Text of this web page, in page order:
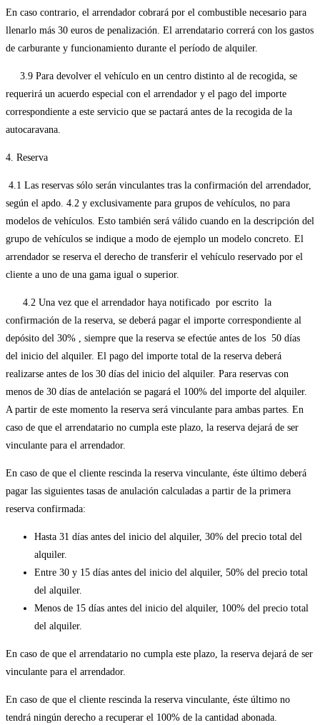
En caso contrario, el arrendador cobrará por el combustible necesario para
llenarlo más 30 euros de penalización. El arrendatario correrá con los gastos
de carburante y funcionamiento durante el período de alquiler.
3.9 Para devolver el vehículo en un centro distinto al de recogida, se
requerirá un acuerdo especial con el arrendador y el pago del importe
correspondiente a este servicio que se pactará antes de la recogida de la
autocaravana.
4. Reserva
4.1 Las reservas sólo serán vinculantes tras la confirmación del arrendador,
según el apdo. 4.2 y exclusivamente para grupos de vehículos, no para
modelos de vehículos. Esto también será válido cuando en la descripción del
grupo de vehículos se indique a modo de ejemplo un modelo concreto. El
arrendador se reserva el derecho de transferir el vehículo reservado por el
cliente a uno de una gama igual o superior.
4.2 Una vez que el arrendador haya notificado por escrito la
confirmación de la reserva, se deberá pagar el importe correspondiente al
depósito del 30% , siempre que la reserva se efectúe antes de los 50 días
del inicio del alquiler. El pago del importe total de la reserva deberá
realizarse antes de los 30 días del inicio del alquiler. Para reservas con
menos de 30 días de antelación se pagará el 100% del importe del alquiler.
A partir de este momento la reserva será vinculante para ambas partes. En
caso de que el arrendatario no cumpla este plazo, la reserva dejará de ser
vinculante para el arrendador.
En caso de que el cliente rescinda la reserva vinculante, éste último deberá
pagar las siguientes tasas de anulación calculadas a partir de la primera
reserva confirmada:
Hasta 31 días antes del inicio del alquiler, 30% del precio total del
alquiler.
Entre 30 y 15 días antes del inicio del alquiler, 50% del precio total
del alquiler.
Menos de 15 días antes del inicio del alquiler, 100% del precio total
del alquiler.
En caso de que el arrendatario no cumpla este plazo, la reserva dejará de ser
vinculante para el arrendador.
En caso de que el cliente rescinda la reserva vinculante, éste último no
tendrá ningún derecho a recuperar el 100% de la cantidad abonada.